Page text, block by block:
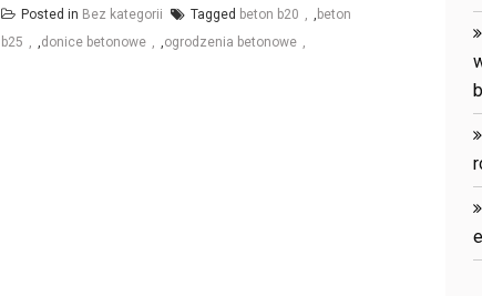
Posted in Bez kategorii Tagged beton b20 , beton
b25
,donice betonowe ,ogrodzenia betonowe